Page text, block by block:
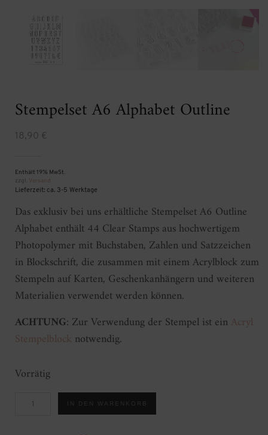
Stempelset A6 Alphabet Outline
18,90 €
Enthält 19% MwSt.
zzgl. Versand
Lieferzeit: ca. 3-5 Werktage
Das exklusiv bei uns erhältliche Stempelset A6 Outline
Alphabet enthält 44 Clear Stamps aus hochwertigem
Photopolymer mit Buchstaben, Zahlen und Satzzeichen
in Blockschrift, die zusammen mit einem Acrylblock zum
Stempeln auf Karten, Geschenkanhängern und weiteren
Materialien verwendet werden können.
ACHTUNG: Zur Verwendung der Stempel ist einAcryl
Stempelblock notwendig.
Vorrätig
IN DEN WARENKORB